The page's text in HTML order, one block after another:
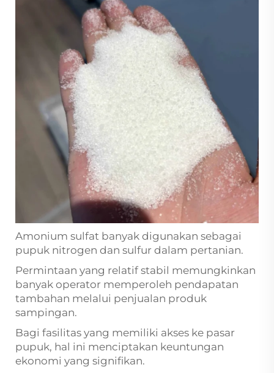
Amonium sulfat banyak digunakan sebagai
pupuk nitrogen dan sulfur dalam pertanian.
Permintaan yang relatif stabil memungkinkan
banyak operator memperoleh pendapatan
tambahan melalui penjualan produk
sampingan.
Bagi fasilitas yang memiliki akses ke pasar
pupuk, hal ini menciptakan keuntungan
ekonomi yang signifikan.